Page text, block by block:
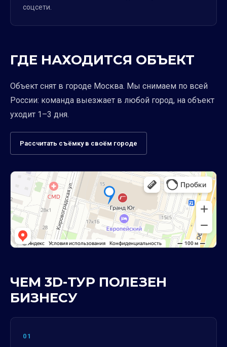
соцсети.
ГДЕ НАХОДИТСЯ ОБЪЕКТ
Объект снят в городе Москва. Мы снимаем по всей
России: команда выезжает в любой город, на объект
уходит 1–3 дня.
Рассчитать съёмку в своём городе
ЧЕМ 3D-ТУР ПОЛЕЗЕН
БИЗНЕСУ
01